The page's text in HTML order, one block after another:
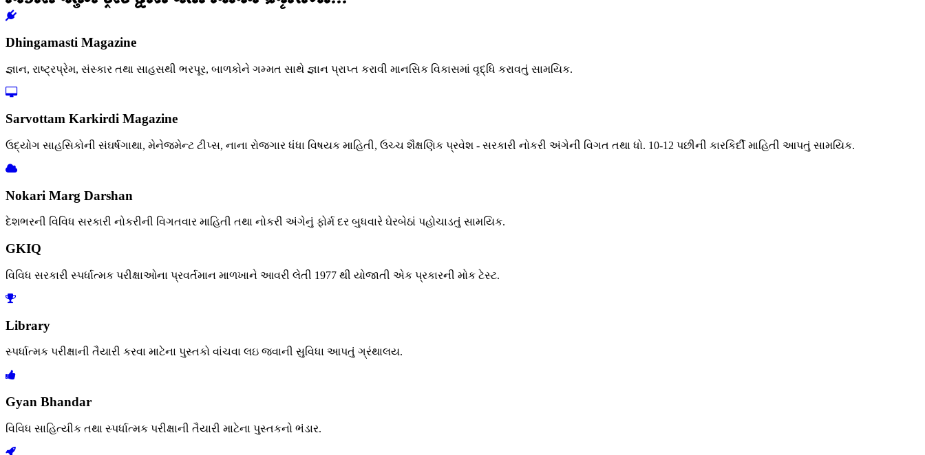
Dhingamasti Magazine
જ્ઞાન, રાષ્ટ્રપ્રેમ, સંસ્કાર તથા સાહસથી ભરપૂર, બાળકોને ગમ્મત સાથે જ્ઞાન પ્રાપ્ત કરાવી માનસિક વિકાસમાં વૃદ્ધિ કરાવતું સામયિક.
Sarvottam Karkirdi Magazine
ઉદ્યોગ સાહસિકોની સંઘર્ષગાથા, મેનેજમેન્ટ ટીપ્સ, નાના રોજગાર ધંધા વિષયક માહિતી, ઉચ્ચ શૈક્ષણિક પ્રવેશ - સરકારી નોકરી અંગેની વિગત તથા ધો. 10-12 પછીની કારકિર્દી માહિતી આપતું સામયિક.
Nokari Marg Darshan
દેશભરની વિવિધ સરકારી નોકરીની વિગતવાર માહિતી તથા નોકરી અંગેનું ફોર્મ દર બુધવારે ઘેરબેઠાં પહોચાડતું સામયિક.
GKIQ
વિવિધ સરકારી સ્પર્ધાત્મક પરીક્ષાઓના પ્રવર્તમાન માળખાને આવરી લેતી 1977 થી યોજાતી એક પ્રકારની મોક ટેસ્ટ.
Library
સ્પર્ધાત્મક પરીક્ષાની તૈયારી કરવા માટેના પુસ્તકો વાંચવા લઇ જવાની સુવિધા આપતું ગ્રંથાલય.
Gyan Bhandar
વિવિધ સાહિત્યીક તથા સ્પર્ધાત્મક પરીક્ષાની તૈયારી માટેના પુસ્તકનો ભંડાર.